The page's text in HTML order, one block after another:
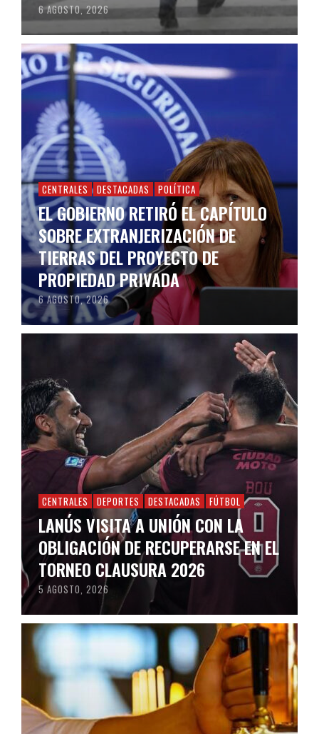
6 AGOSTO, 2026
CENTRALES DESTACADAS POLÍTICA
EL GOBIERNO RETIRÓ EL CAPÍTULO
SOBRE EXTRANJERIZACIÓN DE
TIERRAS DEL PROYECTO DE
PROPIEDAD PRIVADA
6 AGOSTO, 2026
CENTRALES DEPORTES DESTACADAS FÚTBOL
LANÚS VISITA A UNIÓN CON LA
OBLIGACIÓN DE RECUPERARSE EN EL
TORNEO CLAUSURA 2026
5 AGOSTO, 2026